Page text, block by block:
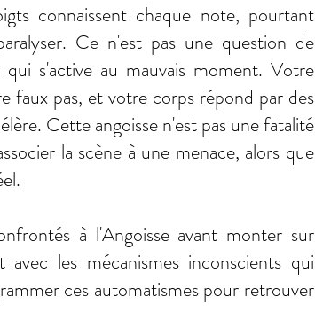
connaissent chaque note, pourtant
Ce n'est pas une question de
s'active au mauvais moment. Votre
faux pas, et votre corps répond par des
Cette angoisse n'est pas une fatalité
la scène à une menace, alors que
à l'Angoisse avant monter sur
les mécanismes inconscients qui
ces automatismes pour retrouver